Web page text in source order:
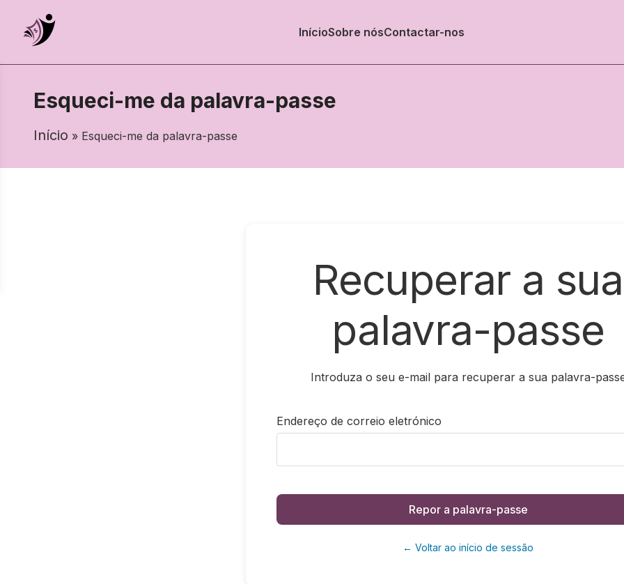
InícioSobre nósContactar-nos
Esqueci-me da palavra-passe
Início » Esqueci-me da palavra-passe
Recuperar a sua
palavra-passe
Introduza o seu e-mail para recuperar a sua palavra-
Endereço de correio eletrónico
Repor a palavra-passe
← Voltar ao início de sessão